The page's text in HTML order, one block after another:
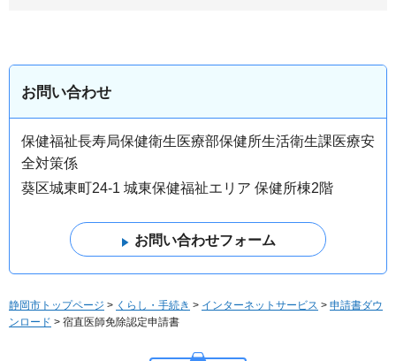
お問い合わせ
保健福祉長寿局保健衛生医療部保健所生活衛生課医療安
全対策係
葵区城東町24-1 城東保健福祉エリア 保健所棟2階
静岡市トップページ > くらし・手続き > インターネットサービス > 申請書ダウ
ンロード > 宿直医師免除認定申請書